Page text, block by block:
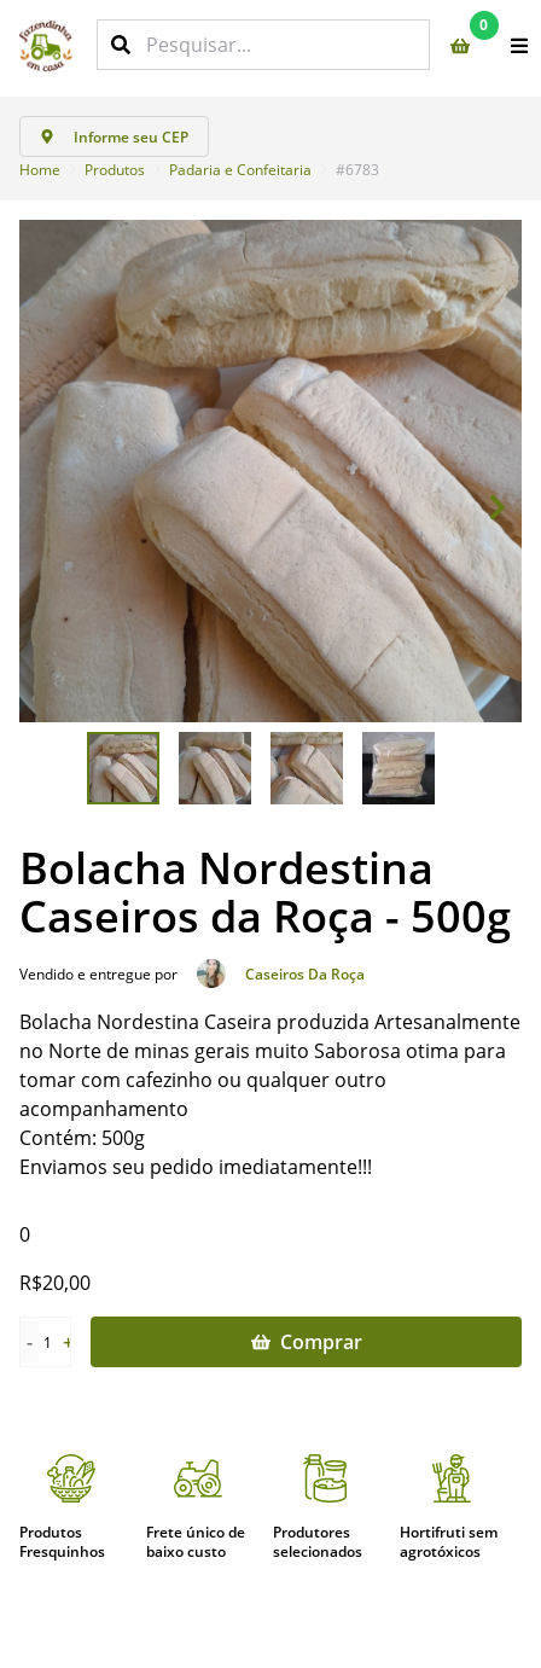
0
Informe seu CEP
Home
Produtos Padaria e Confeitaria #6783
Bolacha Nordestina
Caseiros da Roça - 500g
Vendido e entregue por Caseiros Da Roça
Bolacha Nordestina Caseira produzida Artesanalmente
no Norte de minas gerais muito Saborosa otima para
tomar com cafezinho ou qualquer outro
acompanhamento
Contém: 500g
Enviamos seu pedido imediatamente!!!
0
R$20,00
- 1 + Comprar
Produtos
Fresquinhos
Frete único de
baixo custo
Produtores
selecionados
Hortifruti sem
agrotóxicos